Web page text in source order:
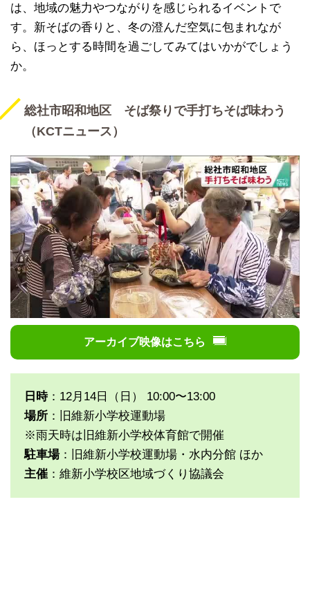
は、地域の魅力やつながりを感じられるイベントで
す。新そばの香りと、冬の澄んだ空気に包まれなが
ら、ほっとする時間を過ごしてみてはいかがでしょう
か。
総社市昭和地区 そば祭りで手打ちそば味わう
（KCTニュース）
アーカイブ映像はこちら
日時：12月14日（日） 10:00〜13:00
場所 ：旧維新小学校運動場
※雨天時は旧維新小学校体育館で開催
駐車場：旧維新小学校運動場・水内分館 ほか
主催 ：維新小学校区地域づくり協議会